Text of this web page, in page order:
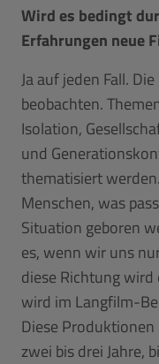
Wird es bedingt
Erfahrungen neue
Ja auf jeden Fall.
beobachten.
Isolation,
und
thematisiert
Menschen, was
Situation geboren
es, wenn wir uns
diese Richtung wird
wird im Langfilm-
Diese
zwei bis drei Jahre,